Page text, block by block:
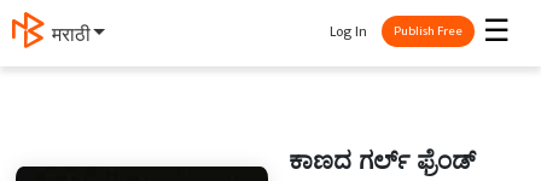
मराठी ☰
Log In Publish Free
ಕಾಣದ ಗರ್ಲ್ ಫ್ರೆಂಡ್